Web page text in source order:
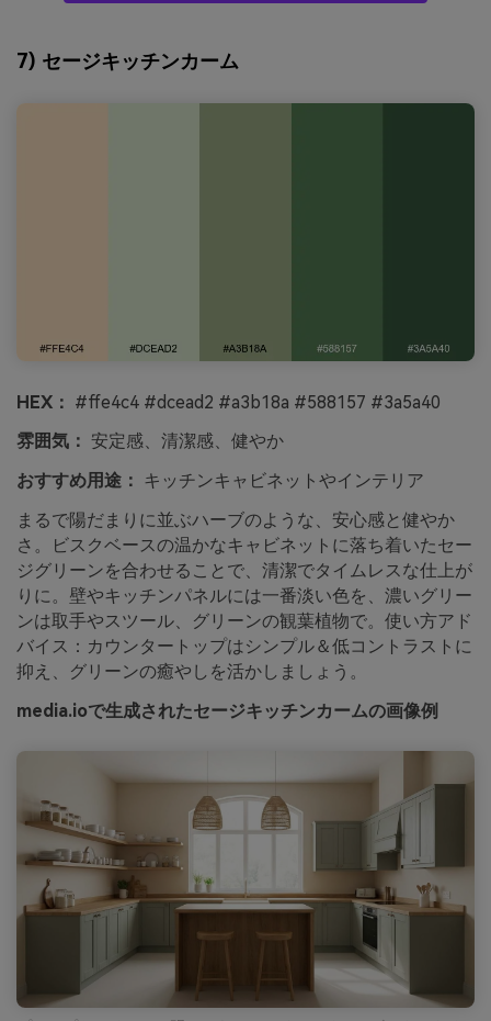
7) セージキッチンカーム
HEX： #ffe4c4 #dcead2 #a3b18a #588157 #3a5a40
雰囲気： 安定感、清潔感、健やか
おすすめ用途： キッチンキャビネットやインテリア
まるで陽だまりに並ぶハーブのような、安心感と健やか
さ。ビスクベースの温かなキャビネットに落ち着いたセー
ジグリーンを合わせることで、清潔でタイムレスな仕上が
りに。壁やキッチンパネルには一番淡い色を、濃いグリー
ンは取手やスツール、グリーンの観葉植物で。使い方アド
バイス：カウンタートップはシンプル＆低コントラストに
抑え、グリーンの癒やしを活かしましょう。
media.ioで生成されたセージキッチンカームの画像例